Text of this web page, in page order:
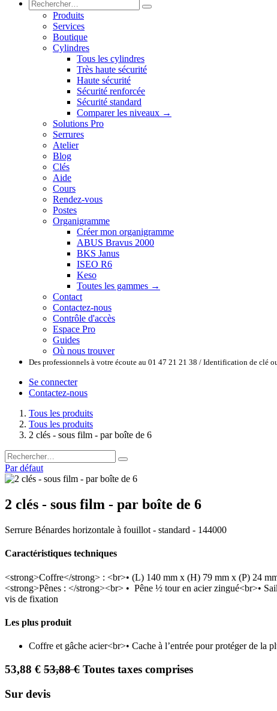
Produits
Services
Boutique
Cylindres
Tous les cylindres
Très haute sécurité
Haute sécurité
Sécurité renforcée
Sécurité standard
Comparer les niveaux →
Solutions Pro
Serrures
Atelier
Blog
Clés
Aide
Cours
Rendez-vous
Postes
Organigramme
Créer mon organigramme
ABUS Bravus 2000
BKS Janus
ISEO R6
Keso
Toutes les gammes →
Contact
Contactez-nous
Contrôle d'accès
Espace Pro
Guides
Où nous trouver
Des professionnels à votre écoute au 01 47 21 21 38 / Identification de clé
Se connecter
Contactez-nous
Tous les produits
Tous les produits
2 clés - sous film - par boîte de 6
Par défaut
2 clés - sous film - par boîte de 6
Serrure Bénardes horizontale à fouillot - standard - 144000
Caractéristiques techniques
<strong>Coffre</strong> : <br>• (L) 140 mm x (H) 79 mm x (P) 24
<strong>Pênes : </strong><br> • Pêne ½ tour en acier zingué<br>•
vis de fixation
Les plus produit
Coffre et gâche acier<br>• Cache à l’entrée pour protéger de la
53,88 € 53,88€ Toutes taxes comprises
Sur devis